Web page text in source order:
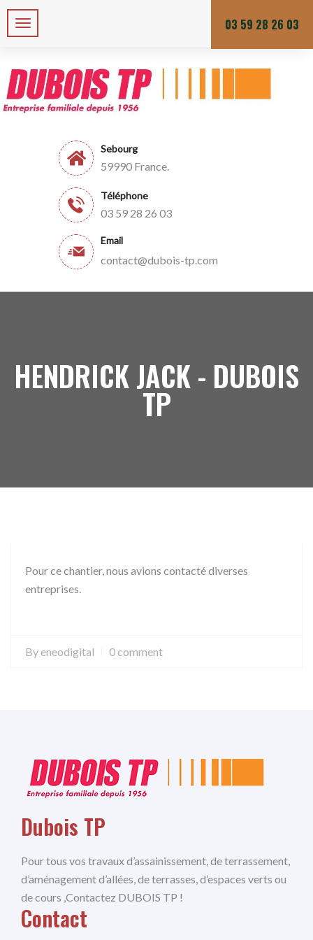
Zone de chalandises ou d’intervention : 25 KM Du lundi au vendredi
Sebourg
59990 France.
Téléphone
03 59 28 26 03
Email
contact@dubois-tp.com
03 59 28 26 03
HENDRICK JACK - DUBOIS
TP
Pour ce chantier, nous avions contacté diverses
entreprises.
By eneodigital 0 comment
Dubois TP
Pour tous vos travaux d’assainissement, de terrassement,
d’aménagement d’allées, de terrasses, d’espaces verts ou
de cours ,Contactez DUBOIS TP !
Contact